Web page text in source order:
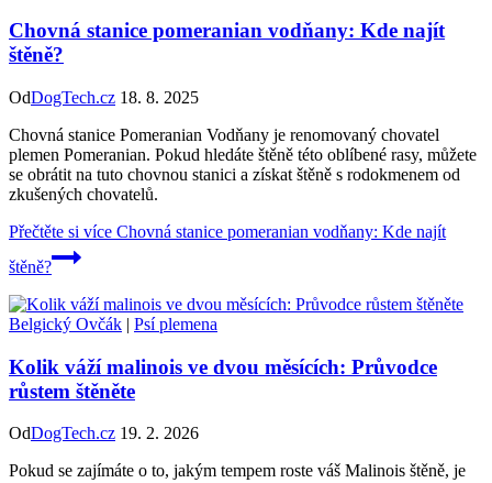
Chovná stanice pomeranian vodňany: Kde najít
štěně?
OdDogTech.cz 18. 8. 2025
Chovná stanice Pomeranian Vodňany je renomovaný chovatel
plemen Pomeranian. Pokud hledáte štěně této oblíbené rasy, můžete
se obrátit na tuto chovnou stanici a získat štěně s rodokmenem od
zkušených chovatelů.
Přečtěte si více Chovná stanice pomeranian vodňany: Kde najít
štěně?
Belgický Ovčák | Psí plemena
Kolik váží malinois ve dvou měsících: Průvodce
růstem štěněte
OdDogTech.cz 19. 2. 2026
Pokud se zajímáte o to, jakým tempem roste váš Malinois štěně, je